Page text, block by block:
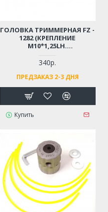
ГОЛОВКА ТРИММЕРНАЯ FZ -
1282 (КРЕПЛЕНИЕ
М10*1,25LH.
EASY-HEAD. ПЛАСТИК.
ТОЛЩИНА ЛЕСКИ ДО
3,0ММ)
340р.
ПРЕДЗАКАЗ 2-3 ДНЯ
Купить